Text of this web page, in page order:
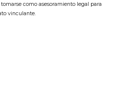
como asesoramiento legal para
vinculante.